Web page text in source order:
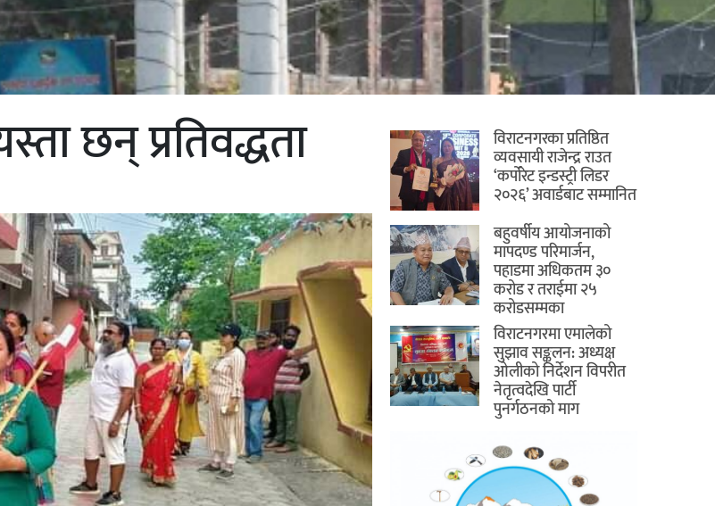
छन् प्रतिवद्धता विराटनगरका प्रतिष्ठित
व्यवसायी राजेन्द्र राउत
‘कर्पोरेट इन्डस्ट्री लिडर
२०२६’ अवार्डबाट सम्मानित
बहुवर्षीय आयोजनाको
मापदण्ड परिमार्जन,
पहाडमा अधिकतम ३०
करोड र तराईमा २५
करोडसम्मका
विराटनगरमा एमालेको
सुझाव सङ्कलन: अध्यक्ष
ओलीको निर्देशन विपरीत
नेतृत्वदेखि पार्टी
पुनर्गठनको माग